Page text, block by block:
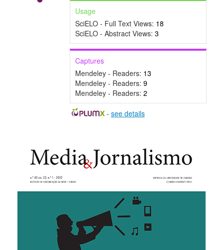
Usage
SciELO - Full Text Views: 18
SciELO - Abstract Views: 3
Captures
Mendeley - Readers: 13
Mendeley - Readers: 9
Mendeley - Readers: 2
- see details